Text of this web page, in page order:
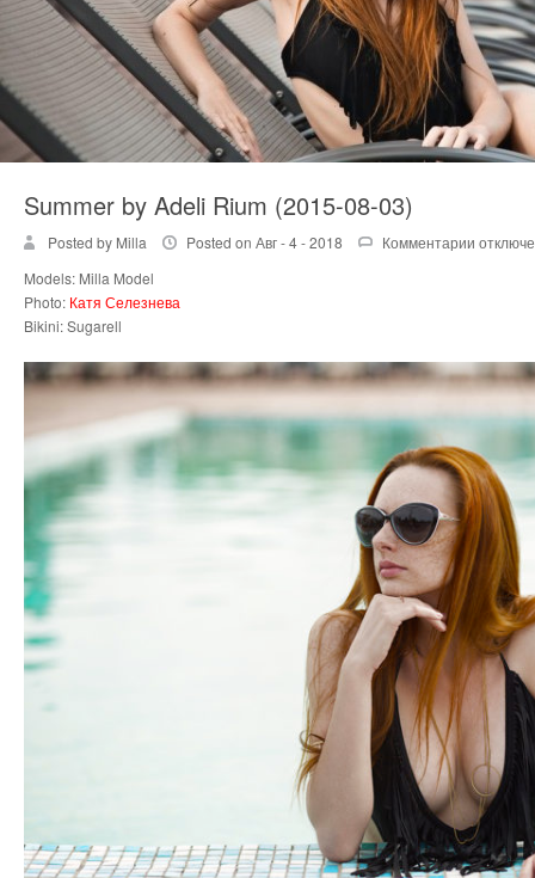
Summer by Adeli Rium (2015-08-03)
Posted by Milla Posted on Авг - 4 - 2018 Комментарии к
Rium
(2015-
Models: Milla Model
Photo: Катя Селезнева
Bikini: Sugarell